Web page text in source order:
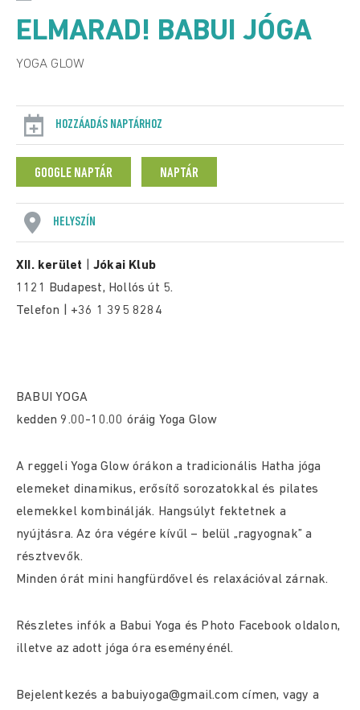
ELMARAD! BABUI JÓGA
YOGA GLOW
HOZZÁADÁS NAPTÁRHOZ
GOOGLE NAPTÁR NAPTÁR
HELYSZÍN
XII. kerület |Jókai Klub
1121 Budapest, Hollós út 5.
Telefon | +36 1 395 8284
BABUI YOGA
kedden 9.00-10.00 óráig Yoga Glow
A reggeli Yoga Glow órákon a tradicionális Hatha jóga
elemeket dinamikus, erősítő sorozatokkal és pilates
elemekkel kombinálják. Hangsúlyt fektetnek a
nyújtásra. Az óra végére kívűl – belül „ragyognak” a
résztvevők.
Minden órát mini hangfürdővel és relaxációval zárnak.
Részletes infók a Babui Yoga és Photo Facebook oldalon,
illetve az adott jóga óra eseményénél.
Bejelentkezés a babuiyoga@gmail.com címen, vagy a